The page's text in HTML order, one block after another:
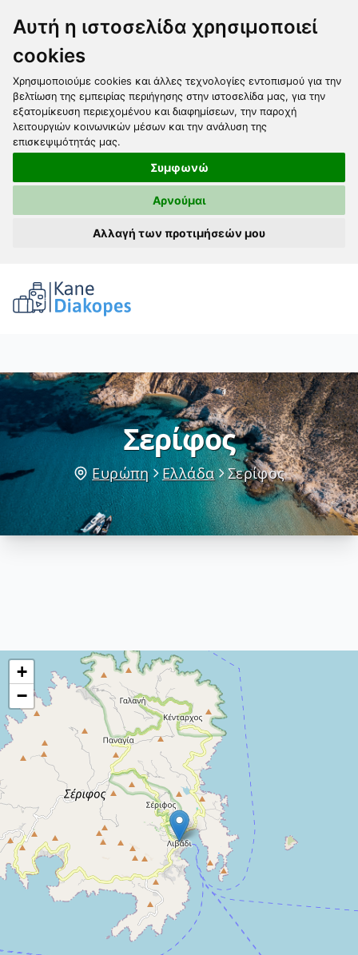
Αυτή η ιστοσελίδα χρησιμοποιεί
cookies
Χρησιμοποιούμε cookies και άλλες τεχνολογίες εντοπισμού για την
βελτίωση της εμπειρίας περιήγησης στην ιστοσελίδα μας, για την
εξατομίκευση περιεχομένου και διαφημίσεων, την παροχή
λειτουργιών κοινωνικών μέσων και την ανάλυση της
επισκεψιμότητάς μας.
Συμφωνώ
Αρνούμαι
Αλλαγή των προτιμήσεών μου
Σερίφος
Ευρώπη Ελλάδα Σερίφος
+
−